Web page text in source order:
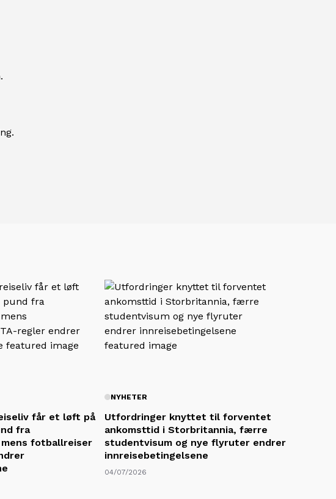
får et løft på
fra
mens fotballreiser
NYHETER
Utfordringer knyttet til forventet
ankomsttid i Storbritannia, færre
studentvisum og nye flyruter endrer
innreisebetingelsene
04/07/2026